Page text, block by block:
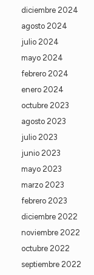
diciembre 2024
agosto 2024
julio 2024
mayo 2024
febrero 2024
enero 2024
octubre 2023
agosto 2023
julio 2023
junio 2023
mayo 2023
marzo 2023
febrero 2023
diciembre 2022
noviembre 2022
octubre 2022
septiembre 2022